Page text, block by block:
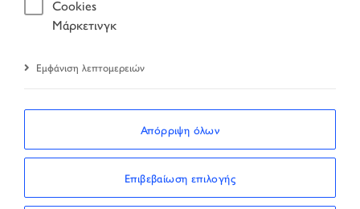
Cookies
Μάρκετινγκ
Εμφάνιση λεπτομερειών
Απόρριψη όλων
Επιβεβαίωση επιλογής